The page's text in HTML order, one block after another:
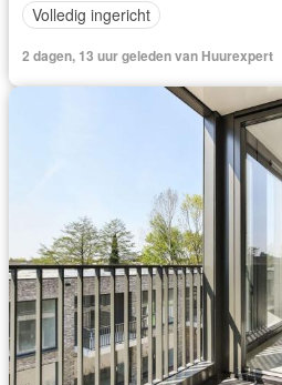
Volledig ingericht
2 dagen, 13 uur geleden van Huurexpert